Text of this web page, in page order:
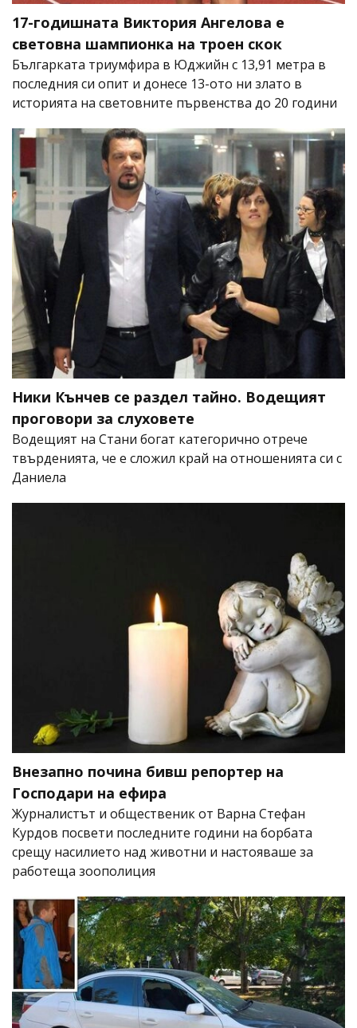
17-годишната Виктория Ангелова е
световна шампионка на троен скок
Българката триумфира в Юджийн с 13,91 метра в
последния си опит и донесе 13-ото ни злато в
историята на световните първенства до 20 години
Ники Кънчев се раздел тайно. Водещият
проговори за слуховете
Водещият на Стани богат категорично отрече
твърденията, че е сложил край на отношенията си с
Даниела
Внезапно почина бивш репортер на
Господари на ефира
Журналистът и общественик от Варна Стефан
Курдов посвети последните години на борбата
срещу насилието над животни и настояваше за
работеща зоополиция